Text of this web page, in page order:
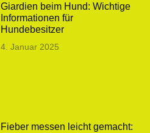
Giardien beim Hund: Wichtige
Informationen für
Hundebesitzer
4. Januar 2025
Fieber messen leicht gemacht: